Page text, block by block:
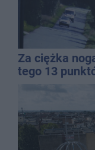
Za ciężka
tego 13